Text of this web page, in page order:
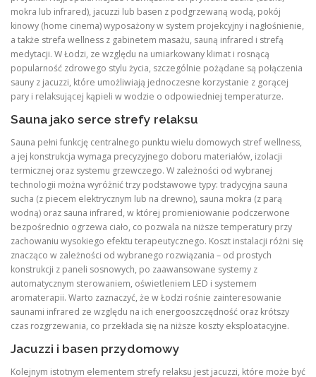
mokra lub infrared), jacuzzi lub basen z podgrzewaną wodą, pokój
kinowy (home cinema) wyposażony w system projekcyjny i nagłośnienie,
a także strefa wellness z gabinetem masażu, sauną infrared i strefą
medytacji. W Łodzi, ze względu na umiarkowany klimat i rosnącą
popularność zdrowego stylu życia, szczególnie pożądane są połączenia
sauny z jacuzzi, które umożliwiają jednoczesne korzystanie z gorącej
pary i relaksującej kąpieli w wodzie o odpowiedniej temperaturze.
Sauna jako serce strefy relaksu
Sauna pełni funkcję centralnego punktu wielu domowych stref wellness,
a jej konstrukcja wymaga precyzyjnego doboru materiałów, izolacji
termicznej oraz systemu grzewczego. W zależności od wybranej
technologii można wyróżnić trzy podstawowe typy: tradycyjna sauna
sucha (z piecem elektrycznym lub na drewno), sauna mokra (z parą
wodną) oraz sauna infrared, w której promieniowanie podczerwone
bezpośrednio ogrzewa ciało, co pozwala na niższe temperatury przy
zachowaniu wysokiego efektu terapeutycznego. Koszt instalacji różni się
znacząco w zależności od wybranego rozwiązania – od prostych
konstrukcji z paneli sosnowych, po zaawansowane systemy z
automatycznym sterowaniem, oświetleniem LED i systemem
aromaterapii. Warto zaznaczyć, że w Łodzi rośnie zainteresowanie
saunami infrared ze względu na ich energooszczędność oraz krótszy
czas rozgrzewania, co przekłada się na niższe koszty eksploatacyjne.
Jacuzzi i basen przydomowy
Kolejnym istotnym elementem strefy relaksu jest jacuzzi, które może być